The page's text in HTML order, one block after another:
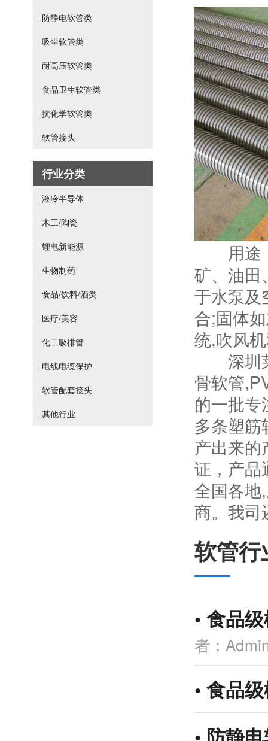
防静电软管类
吸尘软管类
耐高压软管类
食品卫生软管类
抗化学软管类
软管接头
行业分类
液冷半导体
木工/陶瓷
锂电新能源
生物制药
食品/饮料/酒类
医疗/美容
化工吸排管
电线电缆保护
软管配套接头
其他行业
用途
矿、油田
于水泵及
合;固体
统,吹风
深圳莱
骨软管
的一批
多条塑
产出来
证，产品
全国各地
商。我司
软管
• 食品
者：
• 食品